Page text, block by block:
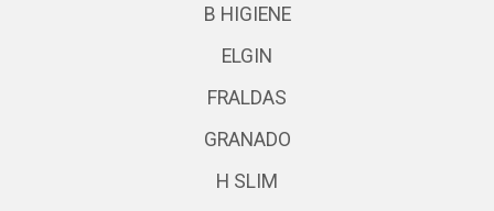
B HIGIENE
ELGIN
FRALDAS
GRANADO
H SLIM